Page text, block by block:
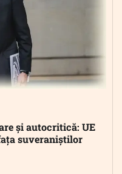
și autocritică: UE
suveraniștilor